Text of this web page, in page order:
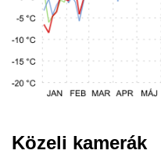
Közeli kamerák